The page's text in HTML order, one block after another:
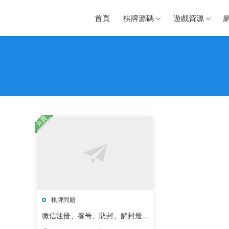
首頁 棋牌源碼 遊戲資源
棋牌問題
微信注冊、養号、防封、解封最
免費